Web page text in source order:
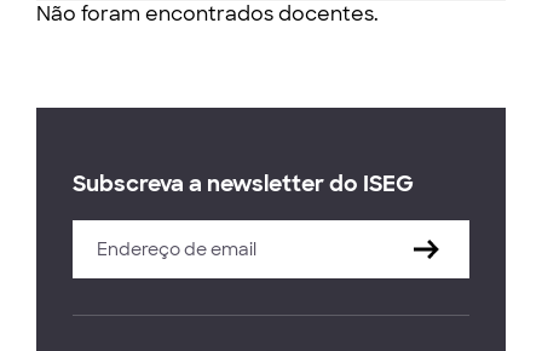
Não foram encontrados docentes.
Subscreva a newsletter do ISEG